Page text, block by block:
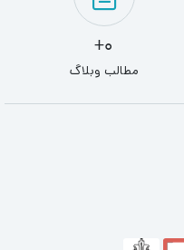
0+
مطالب وبلاگ